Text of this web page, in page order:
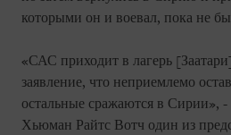
которыми он и воевал, пока не
«САС приходит в лагерь
заявление, что неприемлемо
остальные сражаются в Сирии»,
Хьюман Райтс Вотч один из